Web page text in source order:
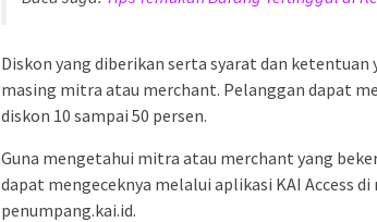
Diskon yang diberikan serta syarat dan ketentuan
masing mitra atau merchant. Pelanggan dapat
diskon 10 sampai 50 persen.
Guna mengetahui mitra atau merchant yang
dapat mengeceknya melalui aplikasi KAI Access
penumpang.kai.id.